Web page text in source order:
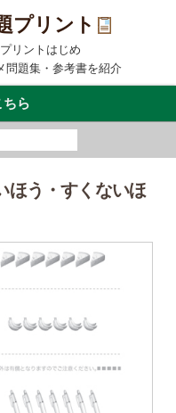
プリント
リントはじめ
問題集・参考書を紹介
ちら
ほう・すくないほ